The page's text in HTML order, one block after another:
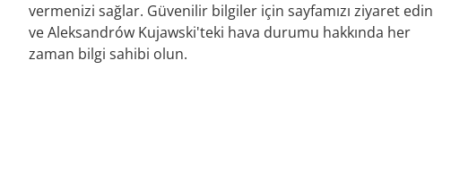
vermenizi sağlar. Güvenilir bilgiler için sayfamızı ziyaret edin
ve Aleksandrów Kujawski'teki hava durumu hakkında her
zaman bilgi sahibi olun.